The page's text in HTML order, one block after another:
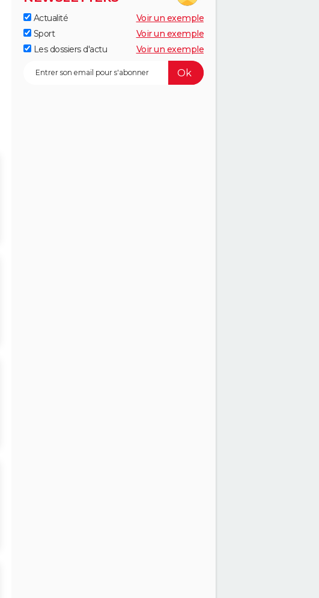
Actualité
Voir un exemple
Sport
Voir un exemple
Les dossiers d'actu
Voir un exemple